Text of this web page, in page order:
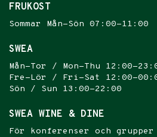
FRUKOST
Sommar Mån-Sön 07:00-11:00
SWEA
Mån-Tor / Mon-Thu 12:00-
Fre-Lör / Fri-Sat 12:00-
Sön / Sun 13:00-22:00
SWEA WINE & DINE
För konferenser och grupper